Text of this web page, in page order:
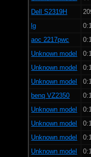
Dell S2319H
lg
aoc 2217pwc
Unknown model
Unknown model
Unknown model
benq VZ2350
Unknown model
Unknown model
Unknown model
Unknown model